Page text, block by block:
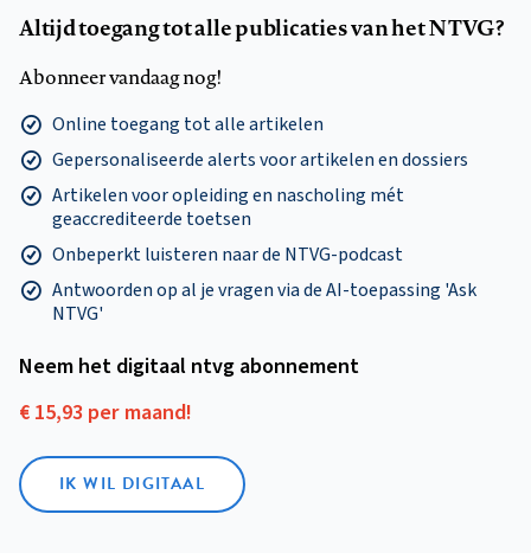
Altijd toegang tot alle publicaties van het NTVG?
Abonneer vandaag nog!
Online toegang tot alle artikelen
Gepersonaliseerde alerts voor artikelen en dossiers
Artikelen voor opleiding en nascholing mét
geaccrediteerde toetsen
Onbeperkt luisteren naar de NTVG-podcast
Antwoorden op al je vragen via de AI-toepassing 'Ask
NTVG'
Neem het digitaal ntvg abonnement
€ 15,93 per maand!
IK WIL DIGITAAL